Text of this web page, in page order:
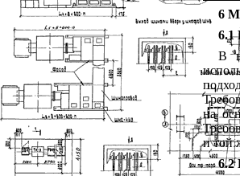
6
6.1
В
на
и той
6.2